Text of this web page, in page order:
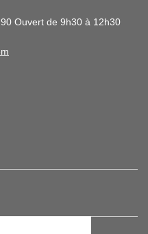
Ouvert de 9h30 à 12h30